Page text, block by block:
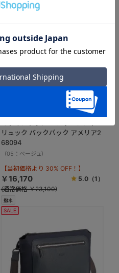
セットアップ 撥水
撥水
リュック バックパック アメリア2
68094
（05：ベージュ）
【当初価格より 30% OFF！】
￥16,170 5.0 （1）
(通常価格 ￥23,100)
SALE